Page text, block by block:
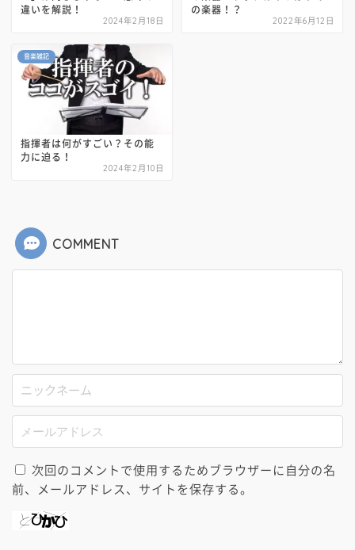
違いを解説！
2024年2月18日
の楽器！？
2022年6月12日
音楽雑記
指揮者は何がすごい？その能
力に迫る！
2024年2月10日
COMMENT
次回のコメントで使用するためブラウザーに自分の名
前、メールアドレス、サイトを保存する。